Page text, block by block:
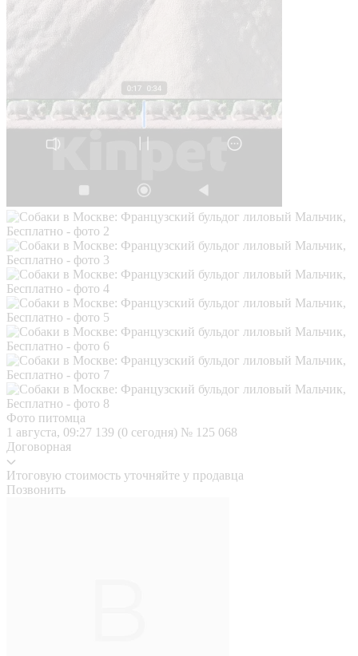
Фото питомца
1 августа, 09:27 139 (0 сегодня) № 125 068
Договорная
Итоговую стоимость уточняйте у продавца
Позвонить